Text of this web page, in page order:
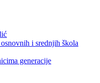
i srednjih škola
generacije